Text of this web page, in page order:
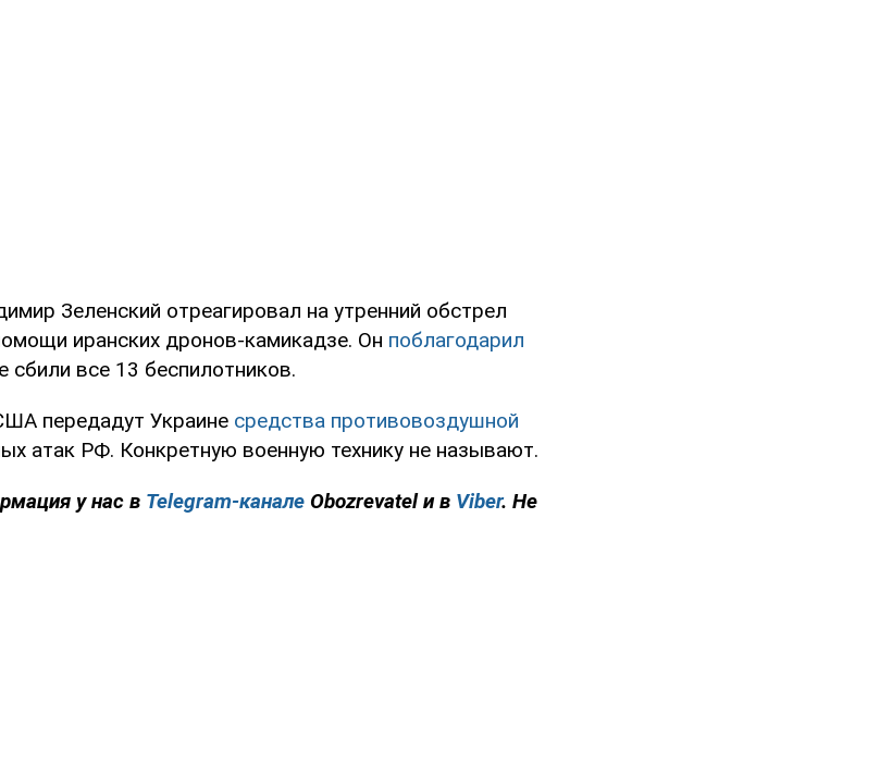
Зеленский отреагировал на утренний обстрел
иранских дронов-камикадзе. Он поблагодарил
сбили все 13 беспилотников.
передадут Украине средства противовоздушной
атак РФ. Конкретную военную технику не называют.
у нас в Telegram-канале Obozrevatel и в Viber. Не